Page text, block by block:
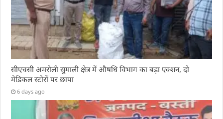
सीएचसी अमरोली सुमाली क्षेत्र में औषधि विभाग का बड़ा एक्शन, दो
मेडिकल स्टोरों पर छापा
6 days ago